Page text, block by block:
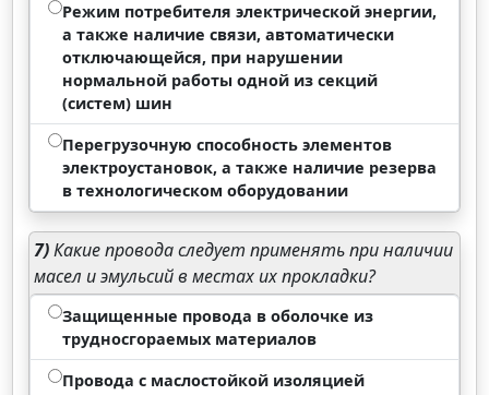
Режим потребителя электрической энергии,
а также наличие связи, автоматически
отключающейся, при нарушении
нормальной работы одной из секций
(систем) шин
Перегрузочную способность элементов
электроустановок, а также наличие резерва
в технологическом оборудовании
7)Какие провода следует применять при наличии
масел и эмульсий в местах их прокладки?
Защищенные провода в оболочке из
трудносгораемых материалов
Провода с маслостойкой изоляцией